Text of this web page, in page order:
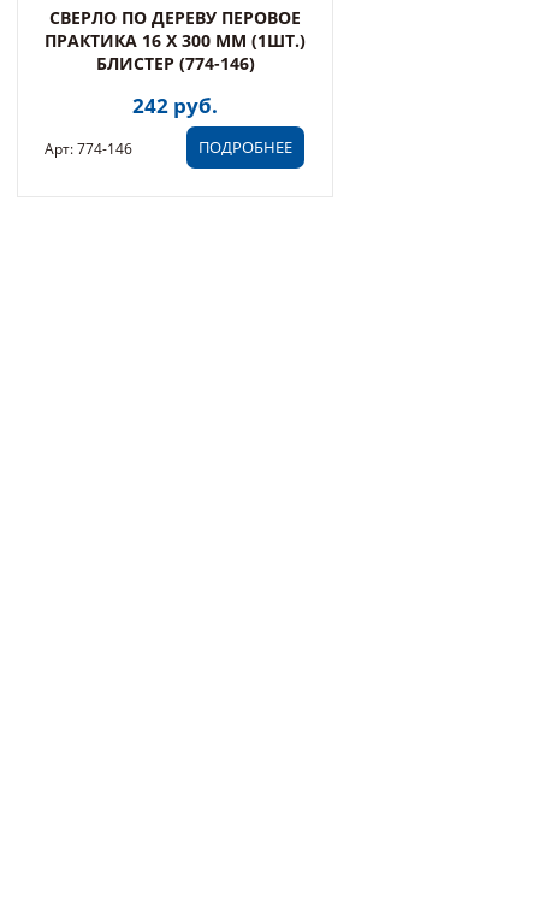
СВЕРЛО ПО ДЕРЕВУ ПЕРОВОЕ
ПРАКТИКА 16 Х 300 ММ (1ШТ.)
БЛИСТЕР (774-146)
242 руб.
ПОДРОБНЕЕ
Арт: 774-146